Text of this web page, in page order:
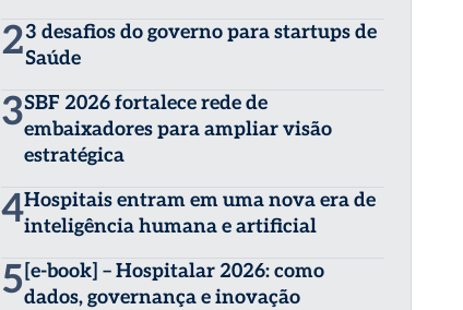
23 desafios do governo para startups de
Saúde
3SBF 2026 fortalece rede de
embaixadores para ampliar visão
estratégica
4Hospitais entram em uma nova era de
inteligência humana e artificial
5 [e-book] – Hospitalar 2026: como
dados, governança e inovação